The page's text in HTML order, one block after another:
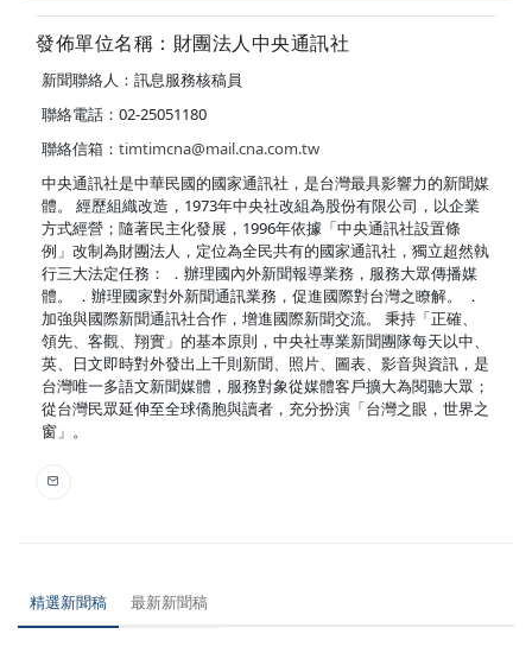
發佈單位名稱：財團法人中央通訊社
新聞聯絡人：訊息服務核稿員
聯絡電話：02-25051180
聯絡信箱： timtimcna@mail.cna.com.tw
中央通訊社是中華民國的國家通訊社，是台灣最具影響力的新聞媒
體。 經歷組織改造，1973年中央社改組為股份有限公司，以企業
方式經營；隨著民主化發展，1996年依據「中央通訊社設置條
例」改制為財團法人，定位為全民共有的國家通訊社，獨立超然執
行三大法定任務： ．辦理國內外新聞報導業務，服務大眾傳播媒
體。 ．辦理國家對外新聞通訊業務，促進國際對台灣之瞭解。 ．
加強與國際新聞通訊社合作，增進國際新聞交流。 秉持「正確、
領先、客觀、翔實」的基本原則，中央社專業新聞團隊每天以中、
英、日文即時對外發出上千則新聞、照片、圖表、影音與資訊，是
台灣唯一多語文新聞媒體，服務對象從媒體客戶擴大為閱聽大眾；
從台灣民眾延伸至全球僑胞與讀者，充分扮演「台灣之眼，世界之
窗」。
精選新聞稿 最新新聞稿